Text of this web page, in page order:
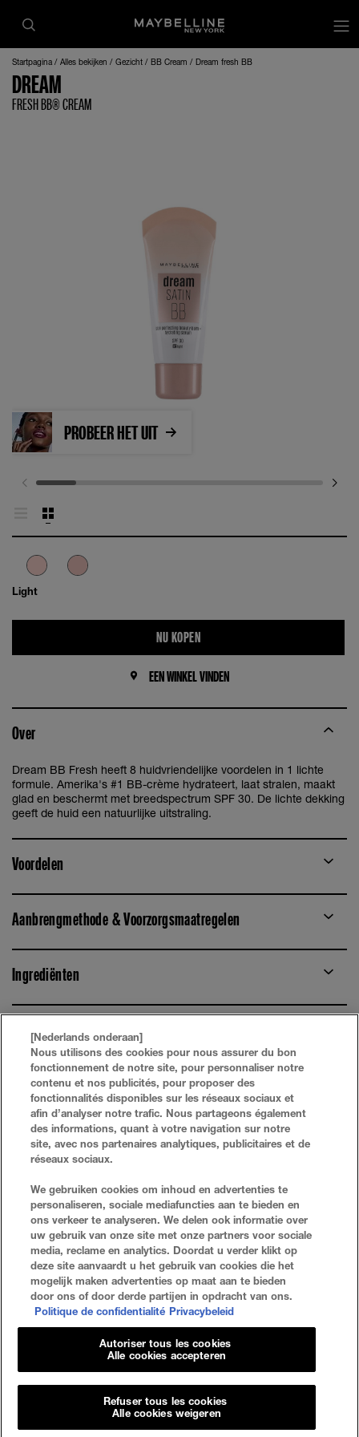
Startpagina Alles bekijken Gezicht BB Cream Dream fresh BB
DREAM
FRESH BB® CREAM
Light
PROBEER HET UIT
NU KOPEN
EEN WINKEL VINDEN
Over
Dream BB Fresh heeft 8 huidvriendelijke voordelen in 1 lichte
formule. Amerika's #1 BB-crème hydrateert, laat stralen, maakt
glad en beschermt met breedspectrum SPF 30. De lichte dekking
geeft de huid een natuurlijke uitstraling.
Voordelen
Aanbrengmethode & Voorzorgsmaatregelen
Ingrediënten
VEELGESTELDE VRAGEN
NEEM CONTACT MET ONS OP
ZOEKEN
SITE-OVERZICHT
Privacybeleid Algemene Voorwaarden
Cookie-Instellingen
© 2023 Maybelline New York
[Nederlands onderaan]
Nous utilisons des cookies pour nous assurer du bon
fonctionnement de notre site, pour personnaliser notre
contenu et nos publicités, pour proposer des
fonctionnalités disponibles sur les réseaux sociaux et
afin d’analyser notre trafic. Nous partageons également
des informations, quant à votre navigation sur notre
site, avec nos partenaires analytiques, publicitaires et de
réseaux sociaux.
We gebruiken cookies om inhoud en advertenties te
personaliseren, sociale mediafuncties aan te bieden en
ons verkeer te analyseren. We delen ook informatie over
uw gebruik van onze site met onze partners voor sociale
media, reclame en analytics. Doordat u verder klikt op
deze site aanvaardt u het gebruik van cookies die het
mogelijk maken advertenties op maat aan te bieden
door ons of door derde partijen in opdracht van ons.
Politique de confidentialité Privacybeleid
Refuser tous les cookies
Alle cookies weigeren
Autoriser tous les cookies
Alle cookies accepteren